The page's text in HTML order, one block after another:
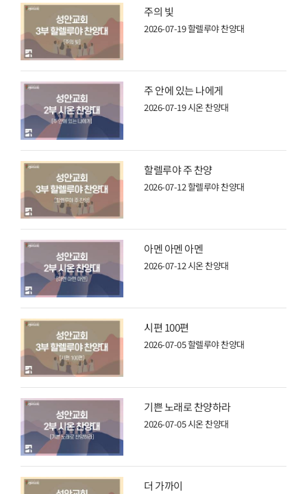
주의 빛
2026-07-19할렐루야 찬양대
주 안에 있는 나에게
2026-07-19시온 찬양대
할렐루야 주 찬양
2026-07-12할렐루야 찬양대
아멘 아멘 아멘
2026-07-12시온 찬양대
시편 100편
2026-07-05할렐루야 찬양대
기쁜 노래로 찬양하라
2026-07-05시온 찬양대
더 가까이